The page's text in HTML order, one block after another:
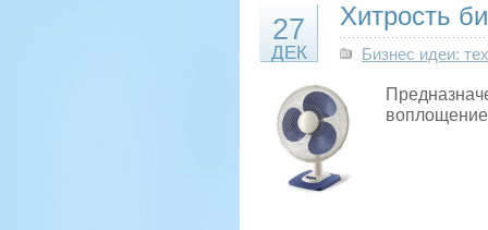
27
ДЕК
Хитрость
Бизнес идеи: